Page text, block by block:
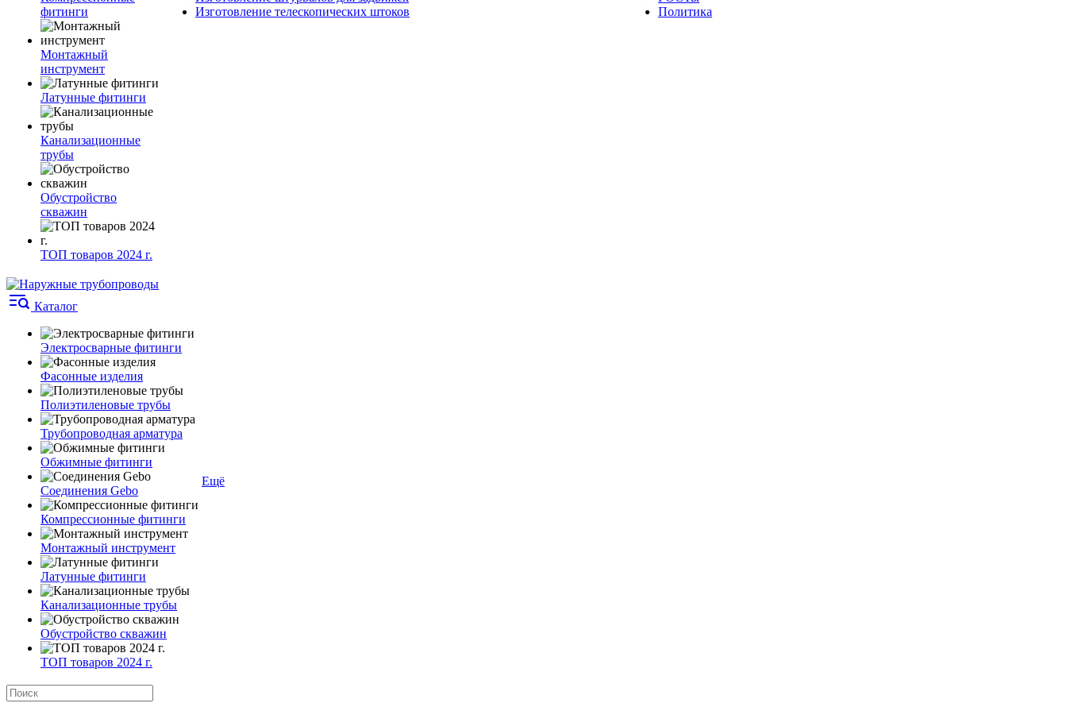
фитинги
Монтажный
инструмент
Латунные фитинги
Канализационные
трубы
Обустройство
скважин
ТОП товаров 2024 г.
Изготовление телескопических штоков
Политика
Каталог
Электросварные фитинги
Фасонные изделия
Полиэтиленовые трубы
Трубопроводная арматура
Обжимные фитинги
Соединения Gebo
Компрессионные фитинги
Монтажный инструмент
Латунные фитинги
Канализационные трубы
Обустройство скважин
ТОП товаров 2024 г.
Ещё